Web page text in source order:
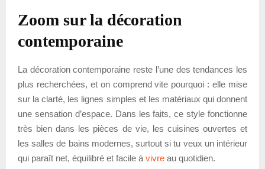
Zoom sur la décoration
contemporaine
La décoration contemporaine reste l’une des tendances les
plus recherchées, et on comprend vite pourquoi : elle mise
sur la clarté, les lignes simples et les matériaux qui donnent
une sensation d’espace. Dans les faits, ce style fonctionne
très bien dans les pièces de vie, les cuisines ouvertes et
les salles de bains modernes, surtout si tu veux un intérieur
qui paraît net, équilibré et facile à vivre au quotidien.